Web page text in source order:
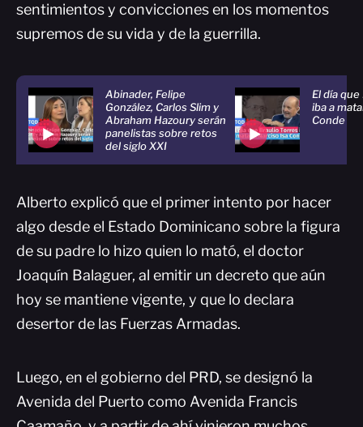
sentimientos y convicciones en los momentos
supremos de su vida y de la guerrilla.
Abinader, Felipe
González, Carlos Slim y
Abraham Hazoury serán
panelistas sobre retos
del siglo XXI
El día
iba a
Conde
Alberto explicó que el primer intento por hacer
algo desde el Estado Dominicano sobre la figura
de su padre lo hizo quien lo mató, el doctor
Joaquín Balaguer, al emitir un decreto que aún
hoy se mantiene vigente, y que lo declara
desertor de las Fuerzas Armadas.
Luego, en el gobierno del PRD, se designó la
Avenida del Puerto como Avenida Francis